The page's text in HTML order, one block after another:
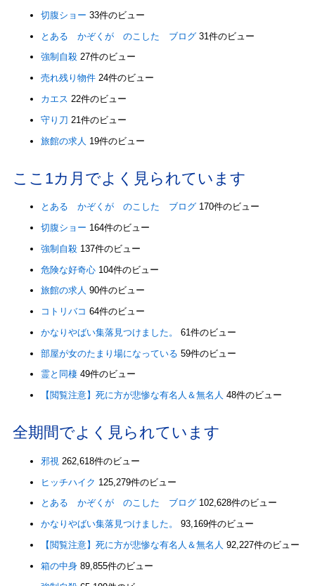
切腹ショー 33件のビュー
とある かぞくが のこした ブログ 31件のビュー
強制自殺 27件のビュー
売れ残り物件 24件のビュー
カエス 22件のビュー
守り刀 21件のビュー
旅館の求人 19件のビュー
ここ1カ月でよく見られています
とある かぞくが のこした ブログ 170件のビュー
切腹ショー 164件のビュー
強制自殺 137件のビュー
危険な好奇心 104件のビュー
旅館の求人 90件のビュー
コトリバコ 64件のビュー
かなりやばい集落見つけました。
61件のビュー
部屋が女のたまり場になっている 59件のビュー
霊と同棲 49件のビュー
【閲覧注意】死に方が悲惨な有名人＆無名人 48件のビュー
全期間でよく見られています
邪視 262,618件のビュー
ヒッチハイク 125,279件のビュー
とある かぞくが のこした ブログ 102,628件のビュー
かなりやばい集落見つけました。
93,169件のビュー
【閲覧注意】死に方が悲惨な有名人＆無名人 92,227件のビュー
箱の中身 89,855件のビュー